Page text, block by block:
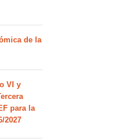
de la
VI y
para la
2027